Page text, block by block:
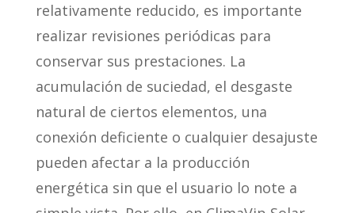
relativamente reducido, es importante
realizar revisiones periódicas para
conservar sus prestaciones. La
acumulación de suciedad, el desgaste
natural de ciertos elementos, una
conexión deficiente o cualquier desajuste
pueden afectar a la producción
energética sin que el usuario lo note a